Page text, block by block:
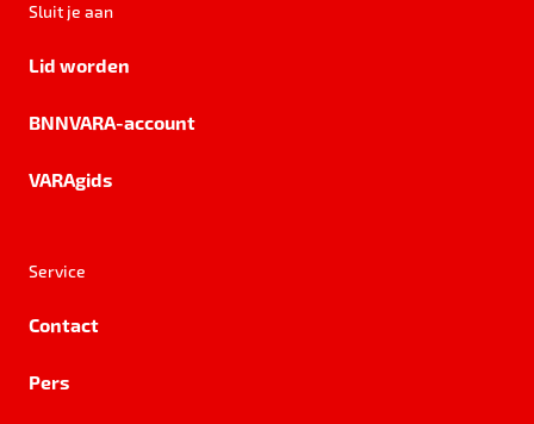
Sluit je aan
Lid worden
BNNVARA-account
VARAgids
Service
Contact
Pers